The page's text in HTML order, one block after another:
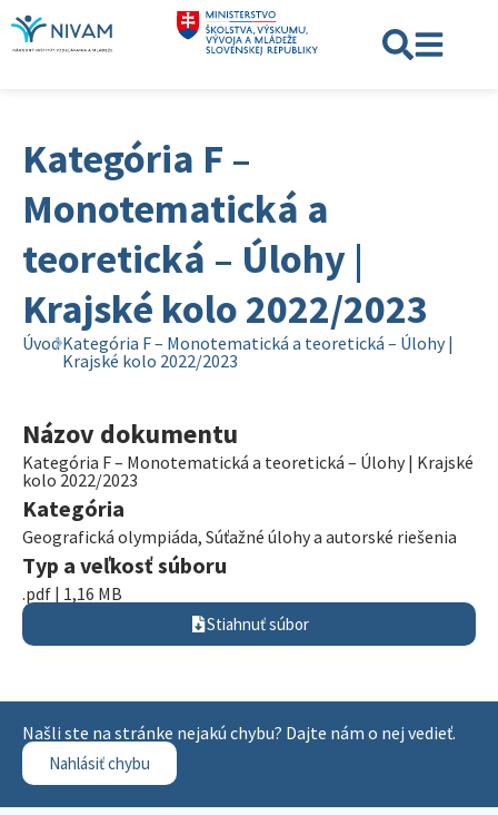
Kategória F –
Monotematická a
teoretická – Úlohy |
Krajské kolo 2022/2023
ÚvodKategória F – Monotematická a teoretická – Úlohy |
Krajské kolo 2022/2023
Názov dokumentu
Kategória F – Monotematická a teoretická – Úlohy | Krajské
kolo 2022/2023
Kategória
Geografická olympiáda, Súťažné úlohy a autorské riešenia
Typ a veľkosť súboru
.pdf | 1,16 MB
Stiahnuť súbor
Našli ste na stránke nejakú chybu? Dajte nám o nej vedieť.
Nahlásiť chybu